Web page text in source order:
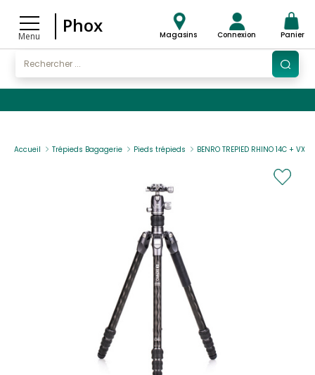
Menu
Phox Magasins Connexion Panier
Accueil Trépieds Bagagerie Pieds trépieds BENRO TREPIED RHINO 14C +